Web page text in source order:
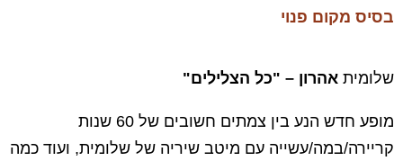
בסיס מקום פנוי
שלומית אהרון – "כל הצלילים"
מופע חדש הנע בין צמתים חשובים של 60 שנות
קריירה/במה/עשייה עם מיטב שיריה של שלומית, ועוד כמה